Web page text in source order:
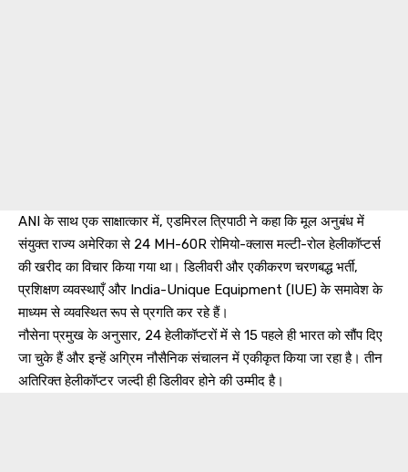
ANI के साथ एक साक्षात्कार में, एडमिरल त्रिपाठी ने कहा कि मूल अनुबंध में
संयुक्त राज्य अमेरिका से 24 MH-60R रोमियो-क्लास मल्टी-रोल हेलीकॉप्टर्स
की खरीद का विचार किया गया था। डिलीवरी और एकीकरण चरणबद्ध भर्ती,
प्रशिक्षण व्यवस्थाएँ और India-Unique Equipment (IUE) के समावेश के
माध्यम से व्यवस्थित रूप से प्रगति कर रहे हैं।
नौसेना प्रमुख के अनुसार, 24 हेलीकॉप्टरों में से 15 पहले ही भारत को सौंप दिए
जा चुके हैं और इन्हें अग्रिम नौसैनिक संचालन में एकीकृत किया जा रहा है। तीन
अतिरिक्त हेलीकॉप्टर जल्दी ही डिलीवर होने की उम्मीद है।